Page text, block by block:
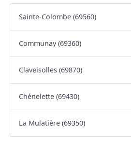
Sainte-Colombe (69560)
Communay (69360)
Claveisolles (69870)
Chénelette (69430)
La Mulatière (69350)